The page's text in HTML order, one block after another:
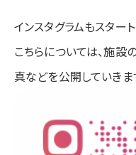
インスタグラムもスタート
こちらについては、施設
真などを公開していきま